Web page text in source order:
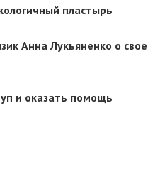
пластырь
Анна Лукьяненко о
и оказать помощь